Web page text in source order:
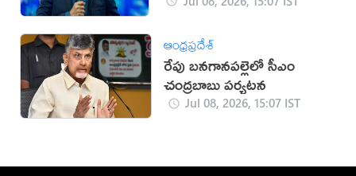
ఆంధ్రప్రదేశ్
రేపు బనగానపల్లెలో సీఎం
చంద్రబాబు పర్యటన
Jul 08, 2026, 15:07 IST